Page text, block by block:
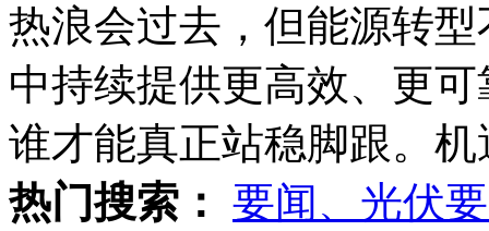
热浪会过去，但能源转
中持续提供更高效、更
谁才能真正站稳脚跟。
热门搜索： 要闻、光伏